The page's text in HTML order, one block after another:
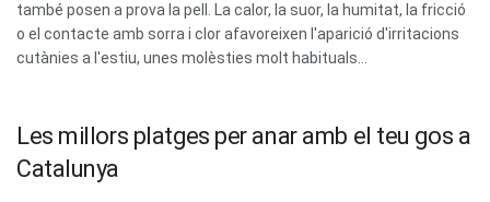
també posen a prova la pell. La calor, la suor, la humitat, la fricció
o el contacte amb sorra i clor afavoreixen l'aparició d'irritacions
cutànies a l'estiu, unes molèsties molt habituals...
Les millors platges per anar amb el teu gos a
Catalunya